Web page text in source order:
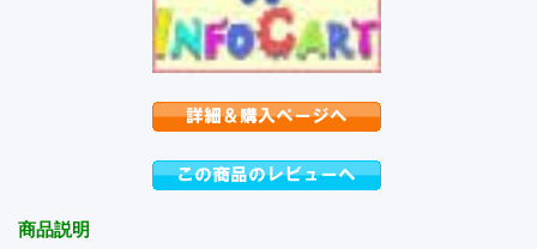
商品説明